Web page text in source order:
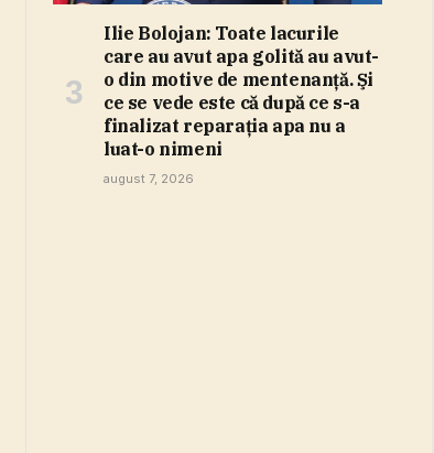
Ilie Bolojan: Toate lacurile
care au avut apa golită au avut-
o din motive de mentenanţă. Şi
ce se vede este că după ce s-a
finalizat reparaţia apa nu a
luat-o nimeni
august 7, 2026